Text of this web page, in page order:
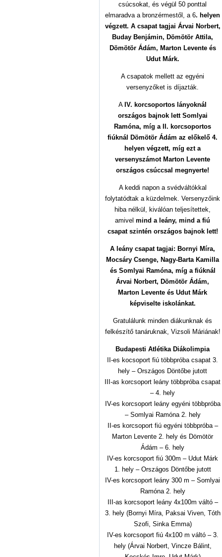
csúcsokat, és végül 50 ponttal
elmaradva a bronzérmestől, a 6. helyen
végzett. A csapat tagjai Árvai Norbert,
Buday Benjámin, Dömötör Attila,
Dömötör Ádám, Marton Levente és
Udut Márk.
A csapatok mellett az egyéni
versenyzőket is díjazták.
A IV. korcsoportos lányoknál
országos bajnok lett Somlyai
Ramóna, míg a II. korcsoportos
fiúknál Dömötör Ádám az előkelő 4.
helyen végzett, míg ezt a
versenyszámot Marton Levente
országos csúccsal megnyerte!
A keddi napon a svédváltókkal
folytatódtak a küzdelmek. Versenyzőink
hiba nélkül, kiválóan teljesítettek,
amivelmind a leány, mind a fiú
csapat szintén országos bajnok lett!
A leány csapat tagjai: Bornyi Míra,
Mocsáry Csenge, Nagy-Barta Kamilla
és Somlyai Ramóna, míg a fiúknál
Árvai Norbert, Dömötör Ádám,
Marton Levente és Udut Márk
képviselte iskolánkat.
Gratulálunk minden diákunknak és
felkészítő tanáruknak, Vizsoli Máriának!
Budapesti Atlétika Diákolimpia
II-es kocsoport fiú többpróba csapat 3.
hely – Országos Döntőbe jutott
III-as korcsoport leány többpróba csapat
– 4. hely
IV-es korcsoport leány egyéni többpróba
– Somlyai Ramóna 2. hely
II-es korcsoport fiú egyéni többpróba –
Marton Levente 2. hely és Dömötör
Ádám – 6. hely
IV-es korcsoport fiú 300m – Udut Márk
1. hely – Országos Döntőbe jutott
IV-es korcsoport leány 300 m – Somlyai
Ramóna 2. hely
III-as korcsoport leány 4x100m váltó –
3. hely (Bornyi Míra, Paksai Viven, Tóth
Szofi, Sinka Emma)
IV-es korcsoport fiú 4x100 m váltó – 3.
hely (Árvai Norbert, Vincze Bálint,